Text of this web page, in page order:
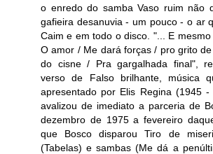
o enredo do samba Vaso ruim não
gafieira desanuvia - um pouco - o ar
Caim e em todo o disco. "... E
O amor / Me dará forças / pro grito
do cisne / Pra gargalhada final",
verso de Falso brilhante, música
apresentado por Elis Regina (1945
avalizou de imediato a parceria de
dezembro de 1975 a fevereiro
que Bosco disparou Tiro de
(Tabelas) e sambas (Me dá a